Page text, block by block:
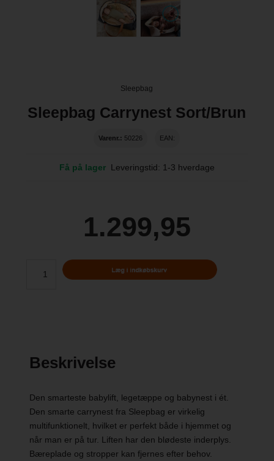
Sleepbag
Sleepbag Carrynest Sort/Brun
Varenr.: 50226 EAN:
Få på lager Leveringstid: 1-3 hverdage
1.299,95
Beskrivelse
Den smarteste babylift, legetæppe og babynest i ét.
Den smarte carrynest fra Sleepbag er virkelig
multifunktionelt, hvilket er perfekt både i hjemmet og
når man er på tur. Liften har den blødeste inderplys.
Bæreplade og stropper kan fjernes efter behov.